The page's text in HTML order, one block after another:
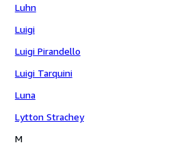
Luhn
Luigi
Luigi Pirandello
Luigi Tarquini
Luna
Lytton Strachey
M